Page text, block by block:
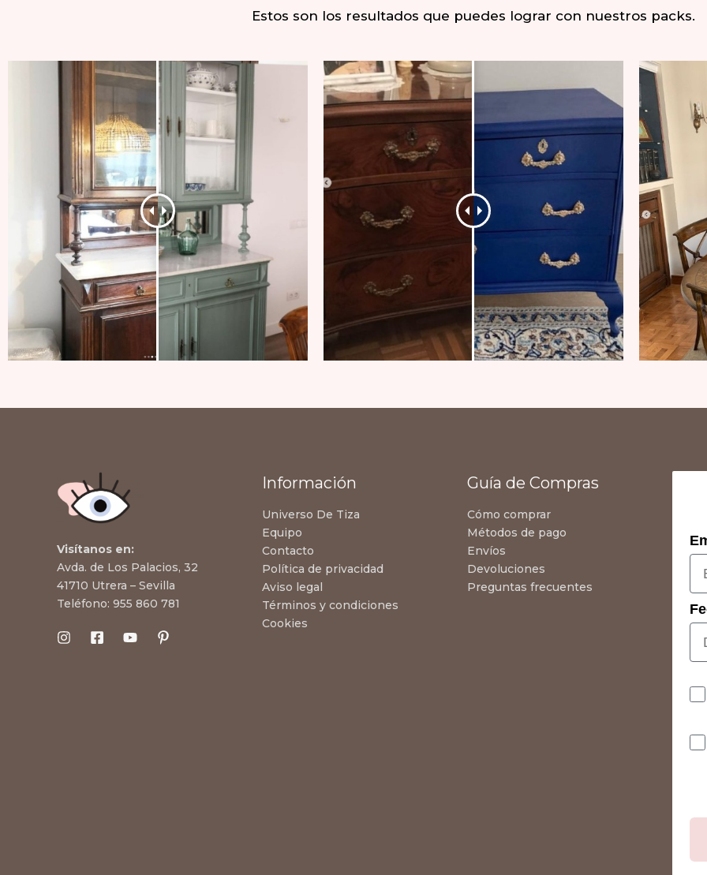
Estos son los resultados que puedes lograr con nuestros packs.
Visítanos en:
Avda. de Los Palacios, 32
41710 Utrera – Sevilla
Teléfono: 955 860 781
Información
Universo De Tiza
Equipo
Contacto
Política de privacidad
Aviso legal
Términos y condiciones
Cookies
Guía de Compras
Cómo comprar
Métodos de pago
Envíos
Devoluciones
Preguntas frecuentes